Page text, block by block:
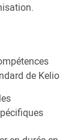
de Kelio